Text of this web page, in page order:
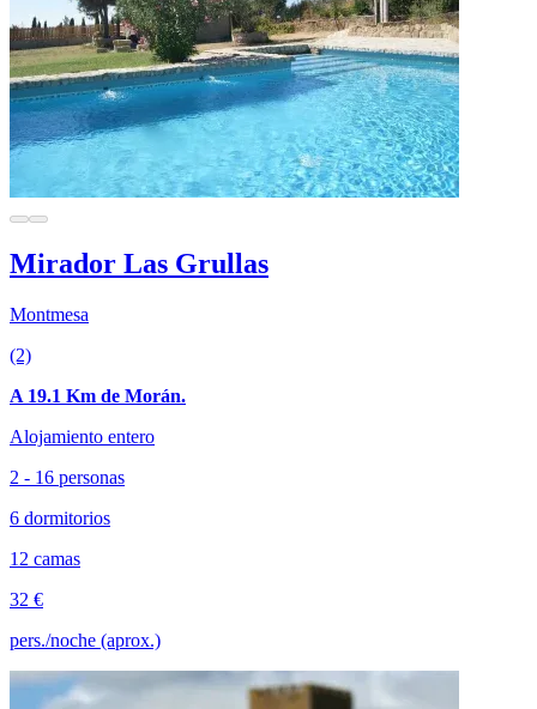
Mirador Las Grullas
Montmesa
(2)
A 19.1 Km de Morán.
Alojamiento entero
2 - 16 personas
6 dormitorios
12 camas
32 €
pers./noche (aprox.)